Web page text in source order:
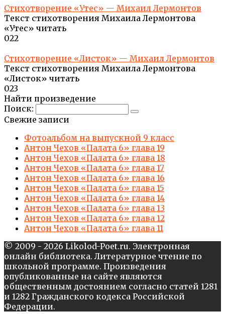
Стихотворение «Утес» — Михаил Лермонтов
Текст стихотворения Михаила Лермонтова
«Утес» читать
022
Стихотворение «Листок» — Михаил Лермонтов
Текст стихотворения Михаила Лермонтова
«Листок» читать
023
Найти произведение
Поиск:
Свежие записи
Фотоальбом на выпускной 9 класс
Антон Чехов «Палата 6» глава 19
Антон Чехов «Палата 6» глава 18
Антон Чехов «Палата 6» глава 17
Антон Чехов «Палата 6» глава 16
Антон Чехов «Палата 6» глава 15
Антон Чехов «Палата 6» глава 14
Антон Чехов «Палата 6» глава 13
Антон Чехов «Палата 6» глава 12
Антон Чехов «Палата 6» глава 11
© 2009 - 2026 Likolod-Poet.ru. Электронная
онлайн библиотека. Литературное чтение по
школьной программе. Произведения
опубликованные на сайте являются
общественным достоянием согласно статей 1281
и 1282 Гражданского кодекса Российской
Федерации.